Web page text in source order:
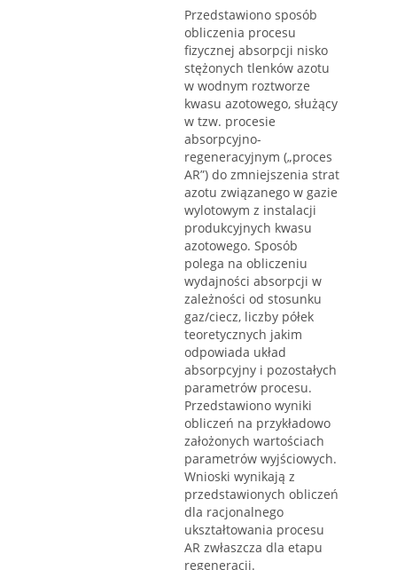
Przedstawiono sposób
obliczenia procesu
fizycznej absorpcji nisko
stężonych tlenków azotu
w wodnym roztworze
kwasu azotowego, służący
w tzw. procesie
absorpcyjno-
regeneracyjnym („proces
AR”) do zmniejszenia strat
azotu związanego w gazie
wylotowym z instalacji
produkcyjnych kwasu
azotowego. Sposób
polega na obliczeniu
wydajności absorpcji w
zależności od stosunku
gaz/ciecz, liczby półek
teoretycznych jakim
odpowiada układ
absorpcyjny i pozostałych
parametrów procesu.
Przedstawiono wyniki
obliczeń na przykładowo
założonych wartościach
parametrów wyjściowych.
Wnioski wynikają z
przedstawionych obliczeń
dla racjonalnego
ukształtowania procesu
AR zwłaszcza dla etapu
regeneracji.